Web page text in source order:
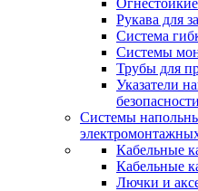
Рукава для
Система
Системы
Трубы для
Указатели
безопасности
Системы
Кабельные
Кабельные
Лючки и